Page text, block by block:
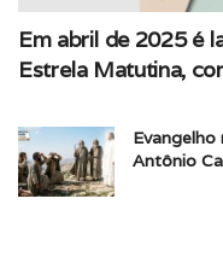
Em abril de 2025 é
Estrela Matutina,
Evangelho
Antônio